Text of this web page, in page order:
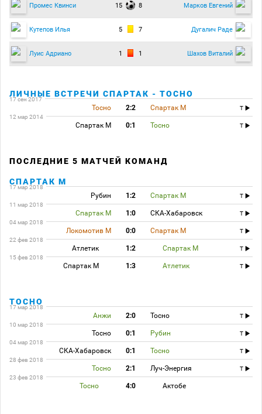
Промес Квинси 15 8 Марков Евгений
Кутепов Илья 5 7 Дугалич Раде
Луис Адриано 1 1 Шахов Виталий
ЛИЧНЫЕ ВСТРЕЧИ СПАРТАК - ТОСНО
17 сен 2017
Тосно 2:2 Спартак М
T
12 мар 2014
Спартак М 0:1 Тосно T
ПОСЛЕДНИЕ 5 МАТЧЕЙ КОМАНД
СПАРТАК М
17 мар 2018
Рубин 1:2 Спартак М
T
11 мар 2018
Спартак М 1:0 СКА-Хабаровск
T
04 мар 2018
Локомотив М 0:0 Спартак М
T
22 фев 2018
Атлетик 1:2 Спартак М
T
15 фев 2018
Спартак М 1:3 Атлетик T
ТОСНО
17 мар 2018
Анжи 2:0 Тосно
T
10 мар 2018
Тосно 0:1 Рубин
T
04 мар 2018
СКА-Хабаровск 0:1 Тосно
T
28 фев 2018
Тосно 2:1 Луч-Энергия
T
23 фев 2018
Тосно 4:0 Актобе